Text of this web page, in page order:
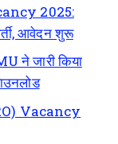
2025:
आवेदन शुरू
ने जारी किया
Vacancy